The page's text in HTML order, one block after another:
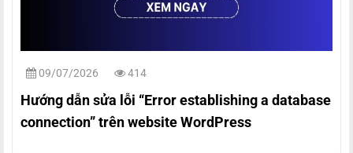
09/07/2026 414
Hướng dẫn sửa lỗi “Error establishing a database
connection” trên website WordPress